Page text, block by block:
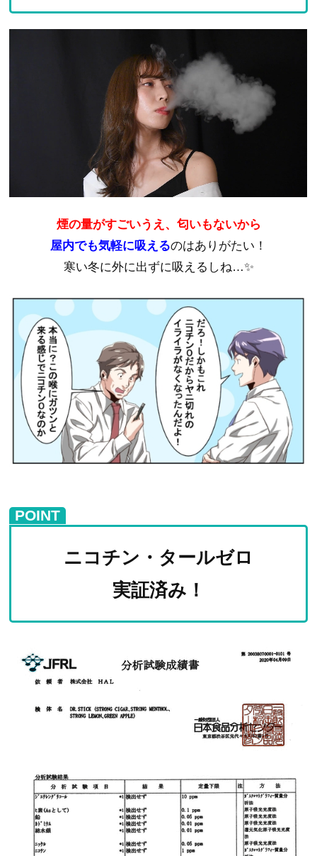
煙の量がすごいうえ、匂いもないから
屋内でも気軽に吸えるのはありがたい！
寒い冬に外に出ずに吸えるしね…✨
POINT
ニコチン・タールゼロ
実証済み！